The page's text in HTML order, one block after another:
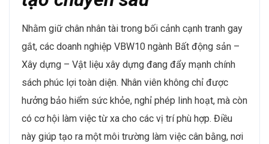
khu đô thị thông minh cũng khiến nhu cầu về nhân sự
những nhân viên có kỹ năng sử dụng công cụ quản lý
vào xây dựng sẽ là nhân sự được săn đón nhiều nhất